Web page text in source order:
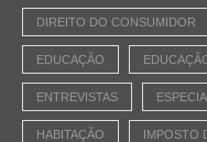
DIREITO DO CONSUMIDOR
EDUCAÇÃO
ENTREVISTAS
HABITAÇÃO IMPOSTO